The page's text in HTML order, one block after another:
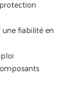
une fiabilité en